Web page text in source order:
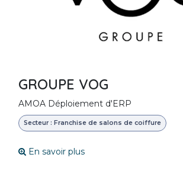
GROUPE VOG
AMOA Déploiement d'ERP
Secteur : Franchise de salons de coiffure
En savoir plus